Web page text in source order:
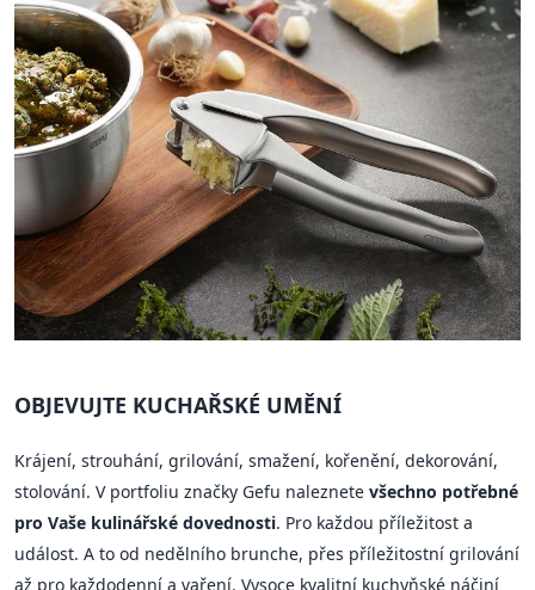
OBJEVUJTE KUCHAŘSKÉ UMĚNÍ
Krájení, strouhání, grilování, smažení, kořenění, dekorování,
stolování. V portfoliu značky Gefu naleznete všechno potřebné
pro Vaše kulinářské dovednosti. Pro každou příležitost a
událost. A to od nedělního brunche, přes příležitostní grilování
až pro každodenní a vaření. Vysoce kvalitní kuchyňské náčiní